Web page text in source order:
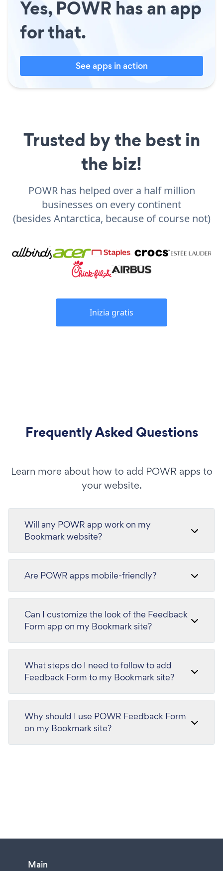
Yes, POWR has an app
for that.
See apps in action
Trusted by the best in
the biz!
POWR has helped over a half million
businesses on every continent
(besides Antarctica, because of course not)
Inizia gratis
Frequently Asked Questions
Learn more about how to add POWR apps to
your website.
Will any POWR app work on my
Bookmark website?
Are POWR apps mobile-friendly?
Can I customize the look of the Feedback
Form app on my Bookmark site?
What steps do I need to follow to add
Feedback Form to my Bookmark site?
Why should I use POWR Feedback Form
on my Bookmark site?
Main